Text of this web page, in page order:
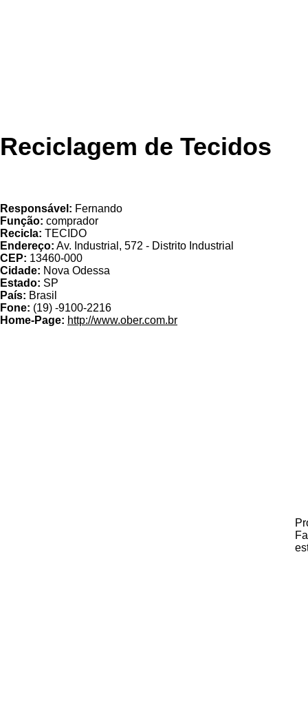
Reciclagem de Tecidos
Responsável: Fernando
Função: comprador
Recicla: TECIDO
Endereço: Av. Industrial, 572 - Distrito Industrial
CEP: 13460-000
Cidade: Nova Odessa
Estado: SP
País: Brasil
Fone: (19) -9100-2216
Home-Page: http://www.ober.com.br